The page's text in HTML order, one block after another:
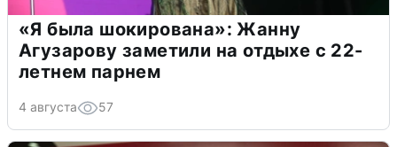
«Я была шокирована»: Жанну
Агузарову заметили на отдыхе с 22-
летнем парнем
4 августа 57